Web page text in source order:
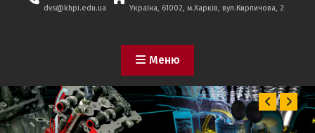
dvs@khpi.edu.ua
Україна, 61002, м.Харків, вул.Кирпичова, 2
Меню
Далі